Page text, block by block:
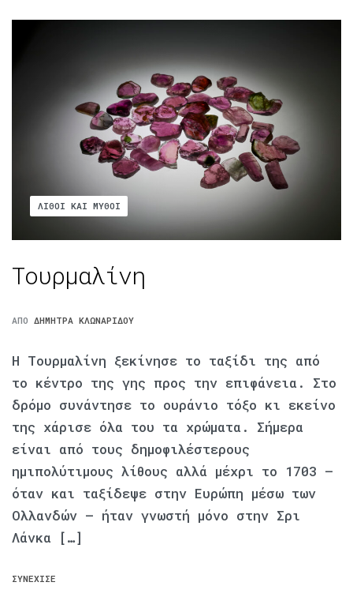
ΛΊΘΟΙ ΚΑΙ ΜΎΘΟΙ
Τουρμαλίνη
ΑΠΌ ΔΉΜΗΤΡΑ ΚΛΩΝΑΡΊΔΟΥ
Η Τουρμαλίνη ξεκίνησε το ταξίδι της από
το κέντρο της γης προς την επιφάνεια. Στο
δρόμο συνάντησε το ουράνιο τόξο κι εκείνο
της χάρισε όλα του τα χρώματα. Σήμερα
είναι από τους δημοφιλέστερους
ημιπολύτιμους λίθους αλλά μέχρι το 1703 –
όταν και ταξίδεψε στην Ευρώπη μέσω των
Ολλανδών – ήταν γνωστή μόνο στην Σρι
Λάνκα […]
ΣΥΝΈΧΙΣΕ